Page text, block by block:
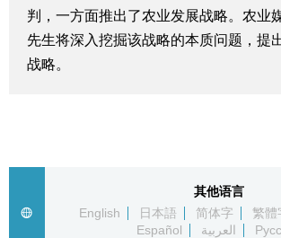
深度报道
视觉日本
日本信息库
判，一方面推出了农业发展战略。农业
先生将深入挖掘该战略的本质问题，提
战略。
其他语言
English
日本語 简体字 繁體
Español
العربية